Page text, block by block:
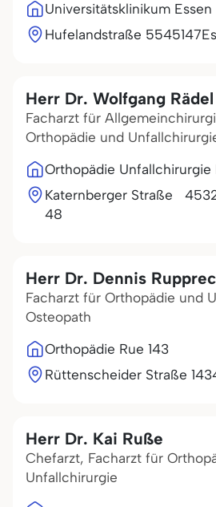
Universitätsklinikum Essen
Hufelandstraße 5545147
Herr Dr. Wolfgang Rädel
Facharzt für
Orthopädie und
Orthopädie Unfallchirurgie
Katernberger Straße
48
Herr Dr. Dennis
Facharzt für Orthopädie und
Osteopath
Orthopädie Rue 143
Rüttenscheider Straße 143
Herr Dr. Kai Ruße
Chefarzt, Facharzt für
Unfallchirurgie